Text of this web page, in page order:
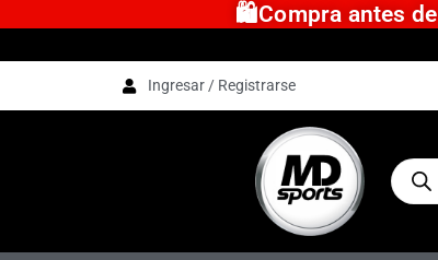
🛍️Compra antes
Ingresar / Registrarse